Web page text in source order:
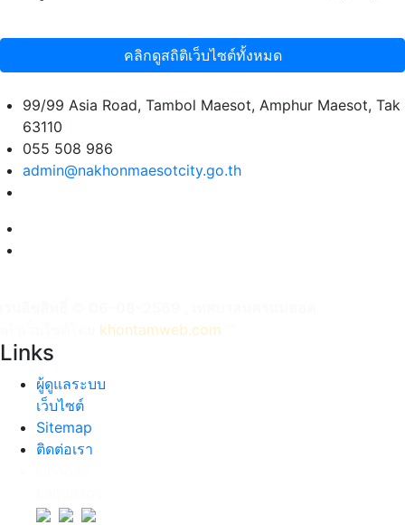
คลิกดูสถิติเว็บไซต์ทั้งหมด
99/99 Asia Road, Tambol Maesot, Amphur Maesot, Tak
63110
055 508 986
admin@nakhonmaesotcity.go.th
khontamweb.com
Links
ผู้ดูแลระบบ
เว็บไซต์
Sitemap
ติดต่อเรา